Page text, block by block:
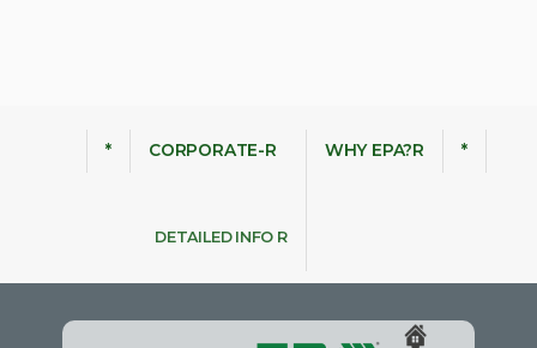
* CORPORATE-R
DETAILED INFO R
WHY EPA?R *